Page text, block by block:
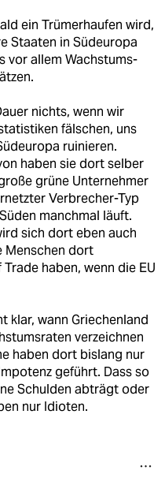
ein Trümerhaufen wird,
Staaten in Südeuropa
vor allem Wachstums-
nichts, wenn wir
fälschen, uns
ruinieren.
haben sie dort selber
grüne Unternehmer
Verbrecher-Typ
manchmal läuft.
sich dort eben auch
Menschen dort
haben, wenn die EU
klar, wann Griechenland
verzeichnen
haben dort bislang nur
geführt. Dass so
Schulden abträgt oder
nur Idioten.